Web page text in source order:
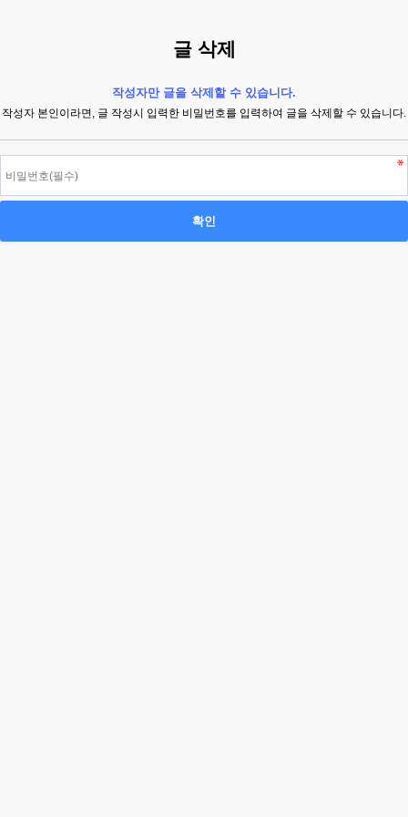
글 삭제
작성자만 글을 삭제할 수 있습니다.
작성자 본인이라면, 글 작성시 입력한 비밀번호를 입력하여 글을 삭제할 수 있습니다.